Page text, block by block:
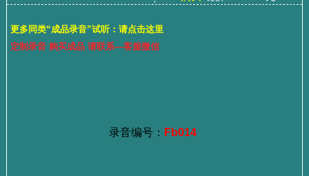
更多同类“成品录音”试听：请点击这里
定制录音 购买成品 请联系—客服微信
录音编号： Fb014